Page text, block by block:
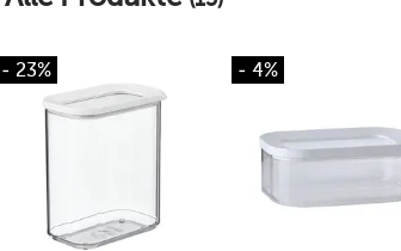
- 23% - 4%